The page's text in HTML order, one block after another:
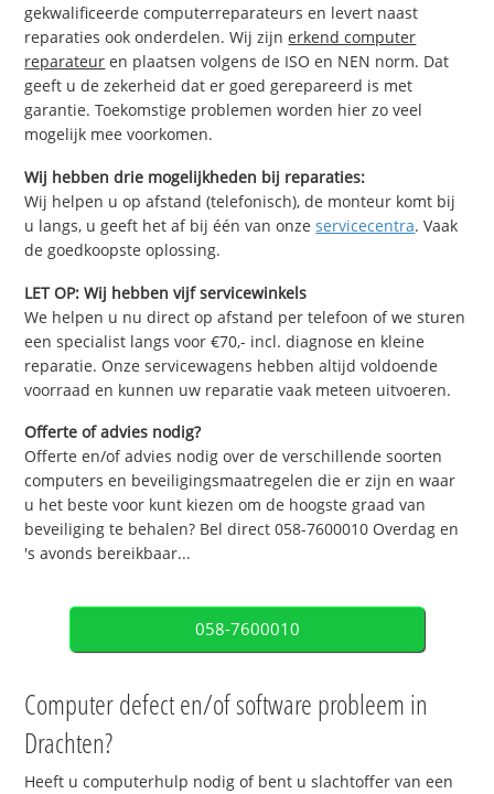
gekwalificeerde computerreparateurs en levert naast
reparaties ook onderdelen. Wij zijnerkend computer
reparateur en plaatsen volgens de ISO en NEN norm. Dat
geeft u de zekerheid dat er goed gerepareerd is met
garantie. Toekomstige problemen worden hier zo veel
mogelijk mee voorkomen.
Wij hebben drie mogelijkheden bij reparaties:
Wij helpen u op afstand (telefonisch), de monteur komt bij
u langs, u geeft het af bij één van onzeservicecentra. Vaak
de goedkoopste oplossing.
LET OP: Wij hebben vijf servicewinkels
We helpen u nu direct op afstand per telefoon of we sturen
een specialist langs voor €70,- incl. diagnose en kleine
reparatie. Onze servicewagens hebben altijd voldoende
voorraad en kunnen uw reparatie vaak meteen uitvoeren.
Offerte of advies nodig?
Offerte en/of advies nodig over de verschillende soorten
computers en beveiligingsmaatregelen die er zijn en waar
u het beste voor kunt kiezen om de hoogste graad van
beveiliging te behalen? Bel direct 058-7600010 Overdag en
's avonds bereikbaar...
058-7600010
Computer defect en/of software probleem in
Drachten?
Heeft u computerhulp nodig of bent u slachtoffer van een